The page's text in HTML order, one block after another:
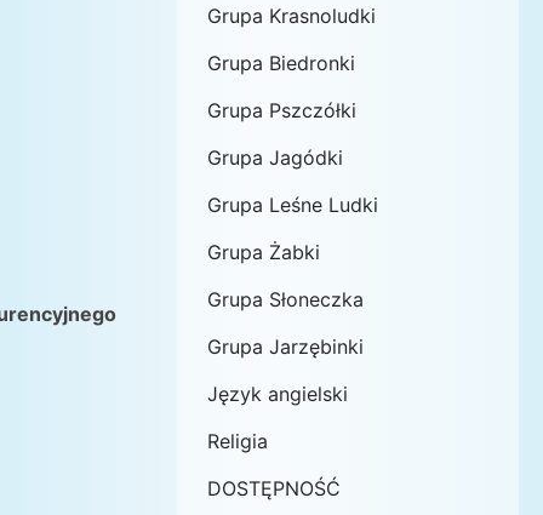
Grupa Krasnoludki
Grupa Biedronki
Grupa Pszczółki
Grupa Jagódki
Grupa Leśne Ludki
Grupa Żabki
Grupa Słoneczka
Grupa Jarzębinki
Język angielski
Religia
DOSTĘPNOŚĆ